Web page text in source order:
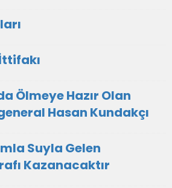
Ölmeye Hazır Olan
Hasan Kundakçı
Suyla Gelen
Kazanacaktır